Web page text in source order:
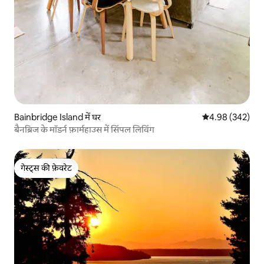
Bainbridge Island में घर औसत रेटिंग 5 में से
4.98 (342)
बैनब्रिज के मॉडर्न फ़ार्महाउस में सिंपल लिविंग
गेस्ट्स की फ़ेवरेट
गेस्ट्स की फ़ेवरेट